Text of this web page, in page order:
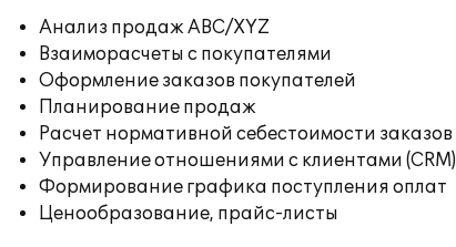
Анализ продаж ABC/XYZ
Взаиморасчеты с покупателями
Оформление заказов покупателей
Планирование продаж
Расчет нормативной себестоимости заказов
Управление отношениями с клиентами (CRM)
Формирование графика поступления оплат
Ценообразование, прайс-листы